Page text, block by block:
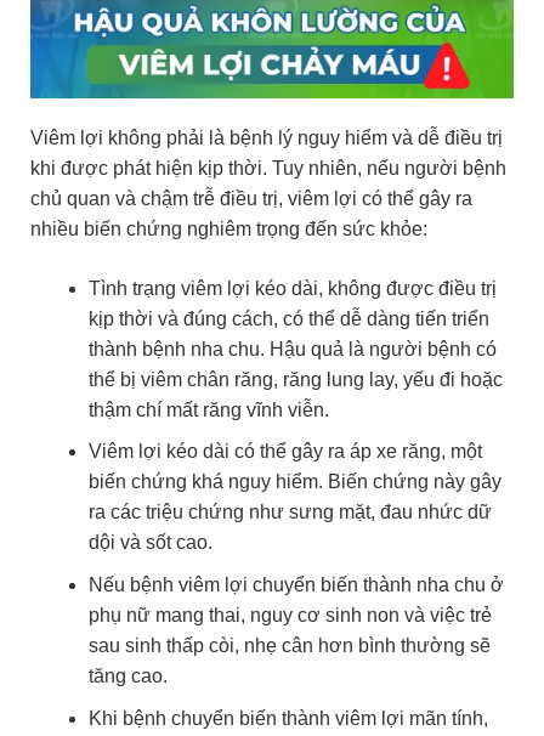
Viêm lợi không phải là bệnh lý nguy hiểm và dễ điều trị
khi được phát hiện kịp thời. Tuy nhiên, nếu người bệnh
chủ quan và chậm trễ điều trị, viêm lợi có thể gây ra
nhiều biến chứng nghiêm trọng đến sức khỏe:
Tình trạng viêm lợi kéo dài, không được điều trị
kịp thời và đúng cách, có thể dễ dàng tiến triển
thành bệnh nha chu. Hậu quả là người bệnh có
thể bị viêm chân răng, răng lung lay, yếu đi hoặc
thậm chí mất răng vĩnh viễn.
Viêm lợi kéo dài có thể gây ra áp xe răng, một
biến chứng khá nguy hiểm. Biến chứng này gây
ra các triệu chứng như sưng mặt, đau nhức dữ
dội và sốt cao.
Nếu bệnh viêm lợi chuyển biến thành nha chu ở
phụ nữ mang thai, nguy cơ sinh non và việc trẻ
sau sinh thấp còi, nhẹ cân hơn bình thường sẽ
tăng cao.
Khi bệnh chuyển biến thành viêm lợi mãn tính,